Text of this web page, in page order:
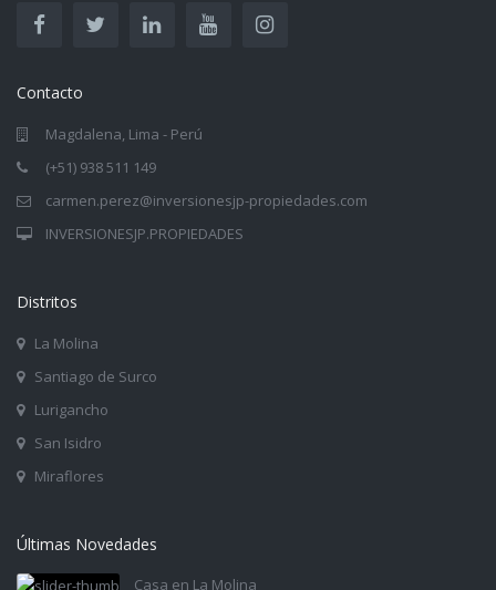
Contacto
Magdalena, Lima - Perú
(+51) 938 511 149
carmen.perez@inversionesjp-propiedades.com
INVERSIONESJP.PROPIEDADES
Distritos
La Molina
Santiago de Surco
Lurigancho
San Isidro
Miraflores
Últimas Novedades
Casa en La Molina